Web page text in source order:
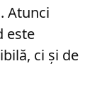
Atunci
este
ci și de